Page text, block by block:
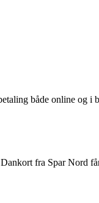
både online og
fra Spar Nord